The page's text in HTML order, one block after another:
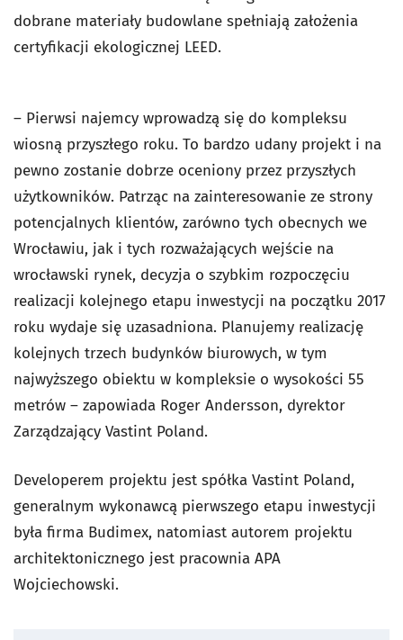
dobrane materiały budowlane spełniają założenia
certyfikacji ekologicznej LEED.
– Pierwsi najemcy wprowadzą się do kompleksu
wiosną przyszłego roku. To bardzo udany projekt i na
pewno zostanie dobrze oceniony przez przyszłych
użytkowników. Patrząc na zainteresowanie ze strony
potencjalnych klientów, zarówno tych obecnych we
Wrocławiu, jak i tych rozważających wejście na
wrocławski rynek, decyzja o szybkim rozpoczęciu
realizacji kolejnego etapu inwestycji na początku 2017
roku wydaje się uzasadniona. Planujemy realizację
kolejnych trzech budynków biurowych, w tym
najwyższego obiektu w kompleksie o wysokości 55
metrów – zapowiada Roger Andersson, dyrektor
Zarządzający Vastint Poland.
Developerem projektu jest spółka Vastint Poland,
generalnym wykonawcą pierwszego etapu inwestycji
była firma Budimex, natomiast autorem projektu
architektonicznego jest pracownia APA
Wojciechowski.